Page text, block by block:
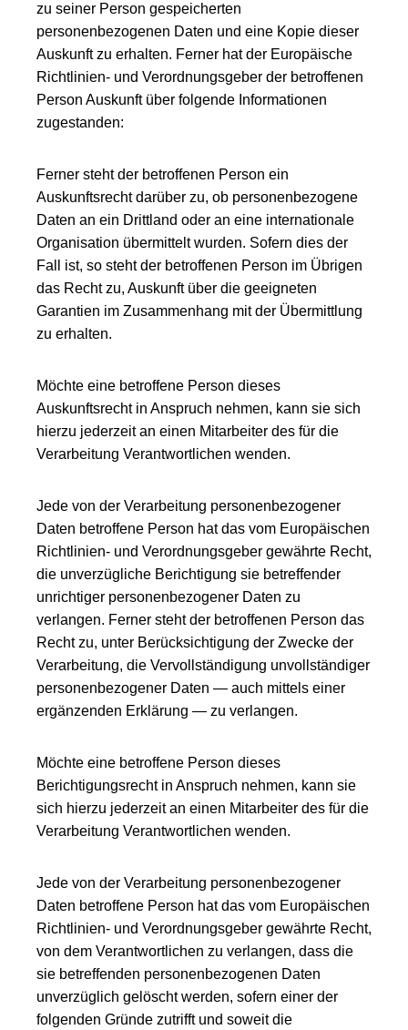
zu seiner Person gespeicherten
personenbezogenen Daten und eine Kopie dieser
Auskunft zu erhalten. Ferner hat der Europäische
Richtlinien- und Verordnungsgeber der betroffenen
Person Auskunft über folgende Informationen
zugestanden:
Ferner steht der betroffenen Person ein
Auskunftsrecht darüber zu, ob personenbezogene
Daten an ein Drittland oder an eine internationale
Organisation übermittelt wurden. Sofern dies der
Fall ist, so steht der betroffenen Person im Übrigen
das Recht zu, Auskunft über die geeigneten
Garantien im Zusammenhang mit der Übermittlung
zu erhalten.
Möchte eine betroffene Person dieses
Auskunftsrecht in Anspruch nehmen, kann sie sich
hierzu jederzeit an einen Mitarbeiter des für die
Verarbeitung Verantwortlichen wenden.
Jede von der Verarbeitung personenbezogener
Daten betroffene Person hat das vom Europäischen
Richtlinien- und Verordnungsgeber gewährte Recht,
die unverzügliche Berichtigung sie betreffender
unrichtiger personenbezogener Daten zu
verlangen. Ferner steht der betroffenen Person das
Recht zu, unter Berücksichtigung der Zwecke der
Verarbeitung, die Vervollständigung unvollständiger
personenbezogener Daten — auch mittels einer
ergänzenden Erklärung — zu verlangen.
Möchte eine betroffene Person dieses
Berichtigungsrecht in Anspruch nehmen, kann sie
sich hierzu jederzeit an einen Mitarbeiter des für die
Verarbeitung Verantwortlichen wenden.
Jede von der Verarbeitung personenbezogener
Daten betroffene Person hat das vom Europäischen
Richtlinien- und Verordnungsgeber gewährte Recht,
von dem Verantwortlichen zu verlangen, dass die
sie betreffenden personenbezogenen Daten
unverzüglich gelöscht werden, sofern einer der
folgenden Gründe zutrifft und soweit die